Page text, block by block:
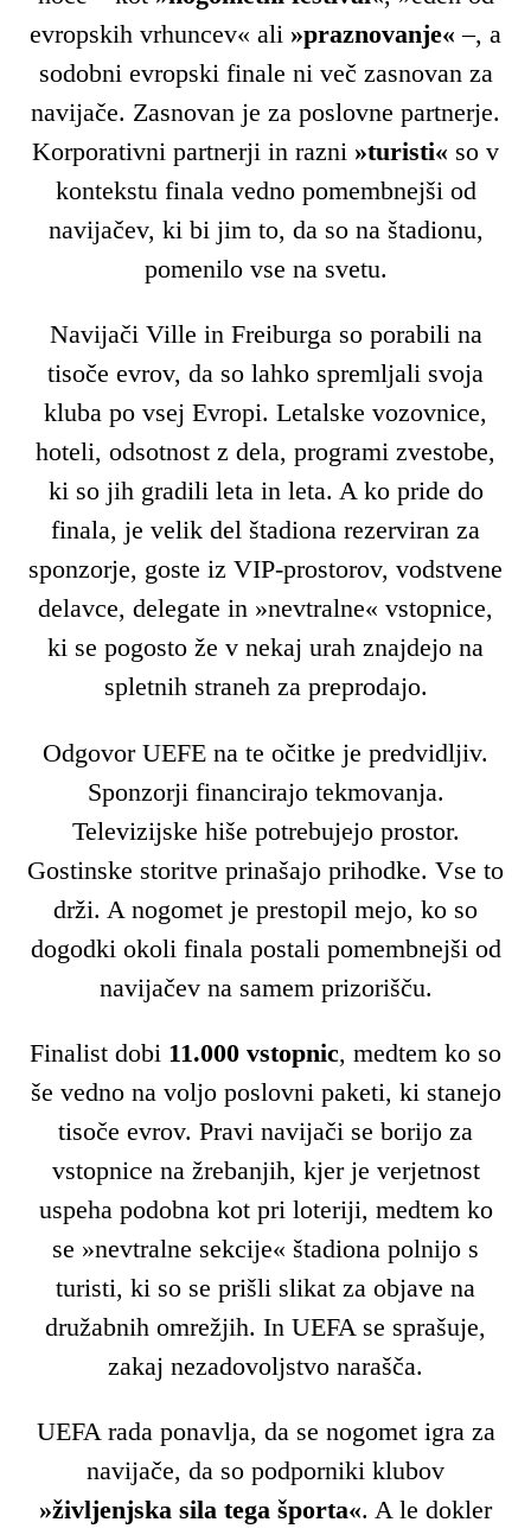
evropskih vrhuncev« ali »praznovanje« –, a
sodobni evropski finale ni več zasnovan za
navijače. Zasnovan je za poslovne partnerje.
Korporativni partnerji in razni »turisti« so v
kontekstu finala vedno pomembnejši od
navijačev, ki bi jim to, da so na štadionu,
pomenilo vse na svetu.
Navijači Ville in Freiburga so porabili na
tisoče evrov, da so lahko spremljali svoja
kluba po vsej Evropi. Letalske vozovnice,
hoteli, odsotnost z dela, programi zvestobe,
ki so jih gradili leta in leta. A ko pride do
finala, je velik del štadiona rezerviran za
sponzorje, goste iz VIP-prostorov, vodstvene
delavce, delegate in »nevtralne« vstopnice,
ki se pogosto že v nekaj urah znajdejo na
spletnih straneh za preprodajo.
Odgovor UEFE na te očitke je predvidljiv.
Sponzorji financirajo tekmovanja.
Televizijske hiše potrebujejo prostor.
Gostinske storitve prinašajo prihodke. Vse to
drži. A nogomet je prestopil mejo, ko so
dogodki okoli finala postali pomembnejši od
navijačev na samem prizorišču.
Finalist dobi 11.000 vstopnic, medtem ko so
še vedno na voljo poslovni paketi, ki stanejo
tisoče evrov. Pravi navijači se borijo za
vstopnice na žrebanjih, kjer je verjetnost
uspeha podobna kot pri loteriji, medtem ko
se »nevtralne sekcije« štadiona polnijo s
turisti, ki so se prišli slikat za objave na
družabnih omrežjih. In UEFA se sprašuje,
zakaj nezadovoljstvo narašča.
UEFA rada ponavlja, da se nogomet igra za
navijače, da so podporniki klubov
»življenjska sila tega športa«. A le dokler